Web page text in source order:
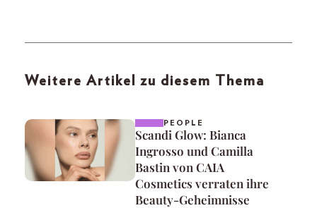
Weitere Artikel zu diesem Thema
PEOPLE
Scandi Glow: Bianca
Ingrosso und Camilla
Bastin von CAIA
Cosmetics verraten ihre
Beauty-Geheimnisse